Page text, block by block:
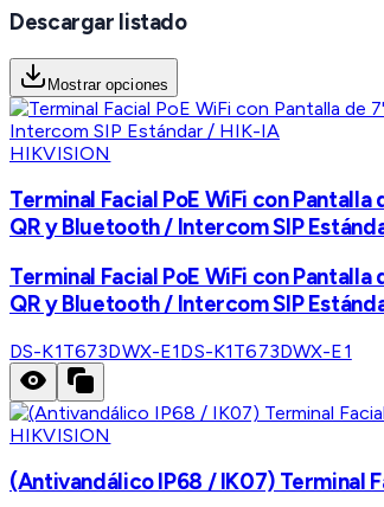
Descargar listado
Mostrar opciones
HIKVISION
Terminal Facial PoE WiFi con
QR y Bluetooth / Intercom SIP
Terminal Facial PoE WiFi con
QR y Bluetooth / Intercom SIP
DS-K1T673DWX-E1DS-K1T673DWX-E1
HIKVISION
(Antivandálico IP68 / IK07) Terminal